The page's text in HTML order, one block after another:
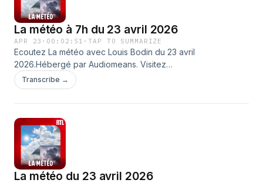
La météo à 7h du 23 avril 2026
APR 23 · 00:02:51 ·TAP TO SUMMARIZE
Ecoutez La météo avec Louis Bodin du 23 avril
2026.Hébergé par Audiomeans. Visitez
audiomeans.fr/politique-de-confidentialite pour plus
d'informations.
Transcribe →
La météo du 23 avril 2026